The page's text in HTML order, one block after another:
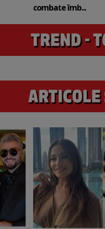
combate îmb...